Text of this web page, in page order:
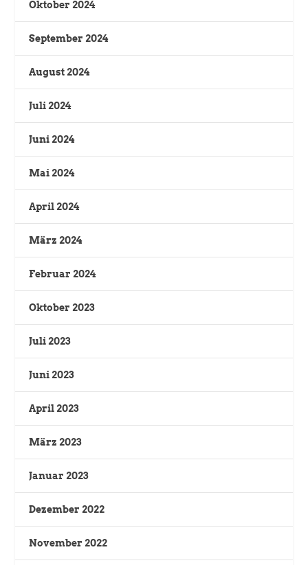
Oktober 2024
September 2024
August 2024
Juli 2024
Juni 2024
Mai 2024
April 2024
März 2024
Februar 2024
Oktober 2023
Juli 2023
Juni 2023
April 2023
März 2023
Januar 2023
Dezember 2022
November 2022